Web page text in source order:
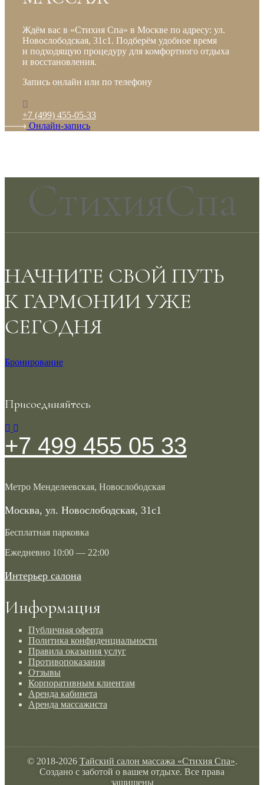
Ждём вас в «Стихия Спа» в Москве по адресу: ул.
Новослободская, 31с1. Подберём удобное время
и подходящую процедуру для комфортного отдыха
и восстановления.
Запись онлайн или по телефону
+7 (499) 455-05-33
Онлайн-запись
СтихияСпа
НАЧНИТЕ СВОЙ ПУТЬ
К ГАРМОНИИ УЖЕ
СЕГОДНЯ
Бронирование
Присоединяйтесь
+7 499 455 05 33
Метро Менделеевская, Новослободская
Москва, ул. Новослободская, 31с1
Бесплатная парковка
Ежедневно 10:00 — 22:00
Интерьер салона
Информация
Публичная оферта
Политика конфиденциальности
Правила оказания услуг
Противопоказания
Отзывы
Корпоративным клиентам
Аренда кабинета
Аренда массажиста
© 2018-2026 Тайский салон массажа «Стихия Спа».
Создано с заботой о вашем отдыхе. Все права
защищены